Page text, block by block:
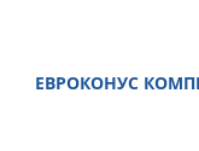
ЕВРОКОНУС